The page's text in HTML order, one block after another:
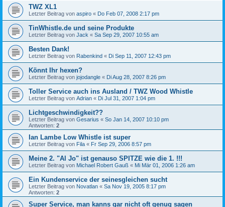
TWZ XL1
Letzter Beitrag von aspiro « Do Feb 07, 2008 2:17 pm
TinWhistle.de und seine Produkte
Letzter Beitrag von Jack « Sa Sep 29, 2007 10:55 am
Besten Dank!
Letzter Beitrag von Rabenkind « Di Sep 11, 2007 12:43 pm
Könnt Ihr hexen?
Letzter Beitrag von jojodangle « Di Aug 28, 2007 8:26 pm
Toller Service auch ins Ausland / TWZ Wood Whistle
Letzter Beitrag von Adrian « Di Jul 31, 2007 1:04 pm
Lichtgeschwindigkeit??
Letzter Beitrag von Gesarius « So Jan 14, 2007 10:10 pm
Antworten: 2
Ian Lambe Low Whistle ist super
Letzter Beitrag von Fila « Fr Sep 29, 2006 8:57 pm
Meine 2. "Al Jo" ist genauso SPITZE wie die 1. !!!
Letzter Beitrag von Michael Robert Gauß « Mi Mär 01, 2006 1:26 am
Ein Kundenservice der seinesgleichen sucht
Letzter Beitrag von Novatlan « Sa Nov 19, 2005 8:17 pm
Antworten: 2
Super Service, man kanns gar nicht oft genug sagen